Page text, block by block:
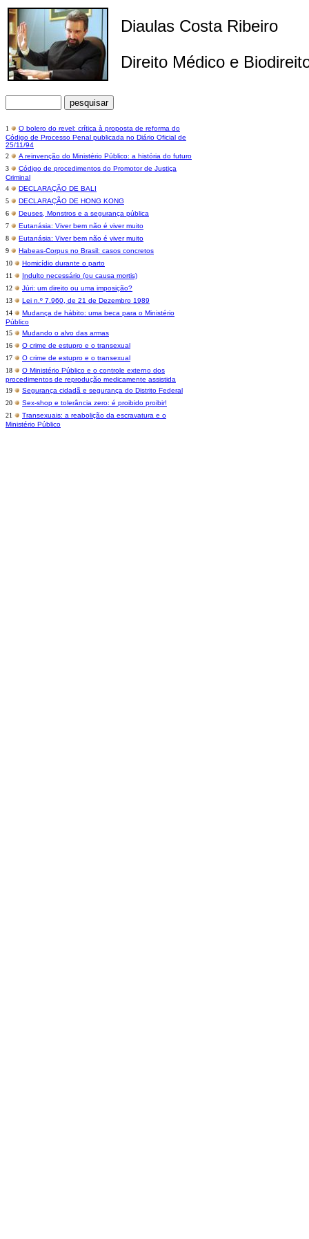
Diaulas Costa Ribeiro
Direito Médico e
1
O bolero do revel: crítica à proposta de reforma do
Código de Processo Penal publicada no Diário Oficial de
25/11/94
2
A reinvenção do Ministério Público: a história do futuro
3
Código de procedimentos do Promotor de Justiça
Criminal
4
DECLARAÇÃO DE BALI
5
DECLARAÇÃO DE HONG KONG
6
Deuses, Monstros e a segurança pública
7
Eutanásia: Viver bem não é viver muito
8
Eutanásia: Viver bem não é viver muito
9
Habeas-Corpus no Brasil: casos concretos
10
Homicídio durante o parto
11
Indulto necessário (ou causa mortis)
12
Júri: um direito ou uma imposição?
13
Lei n.º 7.960, de 21 de Dezembro 1989
14
Mudança de hábito: uma beca para o Ministério
Público
15
Mudando o alvo das armas
16
O crime de estupro e o transexual
17
O crime de estupro e o transexual
18
O Ministério Público e o controle externo dos
procedimentos de reprodução medicamente assistida
19
Segurança cidadã e segurança do Distrito Federal
20
Sex-shop e tolerância zero: é proibido proibir!
21
Transexuais: a reabolição da escravatura e o
Ministério Público